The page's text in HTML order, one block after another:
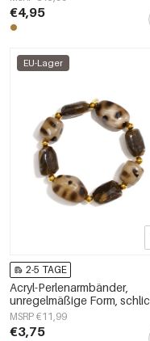
€4,95
EU-Lager
2-5 TAGE
Acryl-Perlenarmbänder,
unregelmäßige Form,
Alltagsserie, Damenschmuck
MSRP €11,99
€3,75